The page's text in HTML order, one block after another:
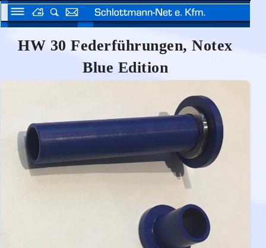
HW 30 Federführungen, Notex
Blue Edition